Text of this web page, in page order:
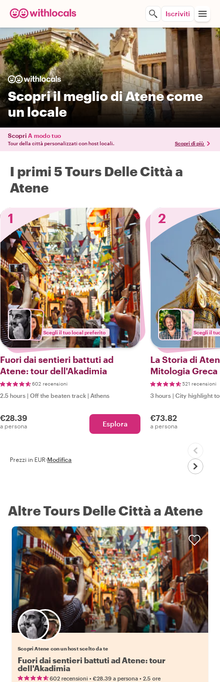
Iscriviti
Scopri il meglio di Atene come
un locale
Scopri A modo tuo
Tour della città personalizzati con host locali. Scopri di più
I primi 5 Tours Delle Città a
Atene
1
Scegli il tuo local preferito
Fuori dai sentieri battuti ad
Atene: tour dell'Akadimia
602 recensioni
2.5 hours | Off the beaten track | Athens
€28.39
a persona Esplora
2
Scegli il
La Storia di
Mitologia Greca
521 recensioni
3 hours | City highlight
€73.82
a persona
Prezzi in EUR·Modifica
Altre Tours Delle Città a Atene
Scegli il tuo local preferito
Scopri Atene con un host scelto da te
Fuori dai sentieri battuti ad Atene: tour
dell'Akadimia
602 recensioni • €28.39 a persona • 2.5 ore